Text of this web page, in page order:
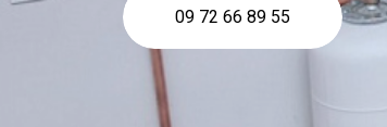
09 72 66 89 55